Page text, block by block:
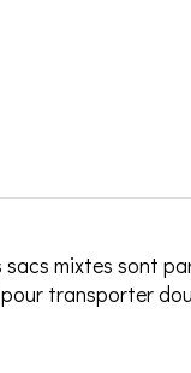
mixtes sont
pour transporter